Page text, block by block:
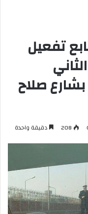
تفعيل
صلاح
208 دقيقة واحدة